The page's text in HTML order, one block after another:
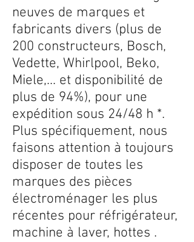
neuves de marques et
fabricants divers (plus de
200 constructeurs, Bosch,
Vedette, Whirlpool, Beko,
Miele,... et disponibilité de
plus de 94%), pour une
expédition sous 24/48 h *.
Plus spécifiquement, nous
faisons attention à toujours
disposer de toutes les
marques des pièces
électroménager les plus
récentes pour réfrigérateur,
machine à laver, hottes .